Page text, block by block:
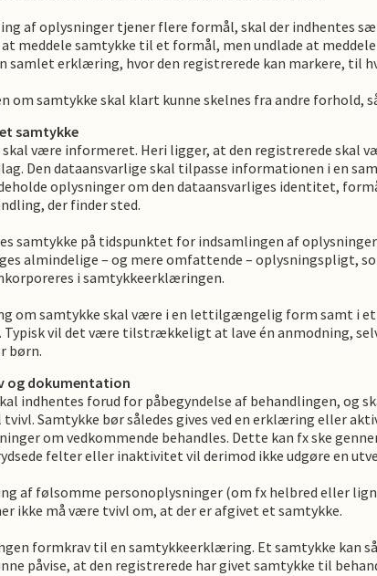
af oplysninger tjener flere formål, skal der indhentes
meddele samtykke til et formål, men undlade at
samlet erklæring, hvor den registrerede kan markere, til
om samtykke skal klart kunne skelnes fra andre forhold,
samtykke
være informeret. Heri ligger, at den registrerede skal
Den dataansvarlige skal tilpasse informationen i en
oplysninger om den dataansvarliges identitet,
der finder sted.
samtykke på tidspunktet for indsamlingen af
almindelige – og mere omfattende – oplysningspligt,
i samtykkeerklæringen.
om samtykke skal være i en lettilgængelig form samt i
Typisk vil det være tilstrækkeligt at lave én anmodning,
børn.
og dokumentation
indhentes forud for påbegyndelse af behandlingen, og
Samtykke bør således gives ved en erklæring eller
om vedkommende behandles. Dette kan fx ske
felter eller inaktivitet vil derimod ikke udgøre en
af følsomme personoplysninger (om fx helbred eller
ikke må være tvivl om, at der er afgivet et samtykke.
formkrav til en samtykkeerklæring. Et samtykke kan
påvise, at den registrerede har givet samtykke til